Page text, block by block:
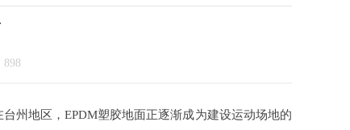
898
地区，EPDM塑胶地面正逐渐成为建设运动场地的